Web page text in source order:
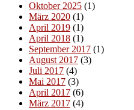
Oktober 2025 (1)
März 2020 (1)
April 2019 (1)
April 2018 (1)
September 2017 (1)
August 2017 (3)
Juli 2017 (4)
Mai 2017 (3)
April 2017 (6)
März 2017 (4)